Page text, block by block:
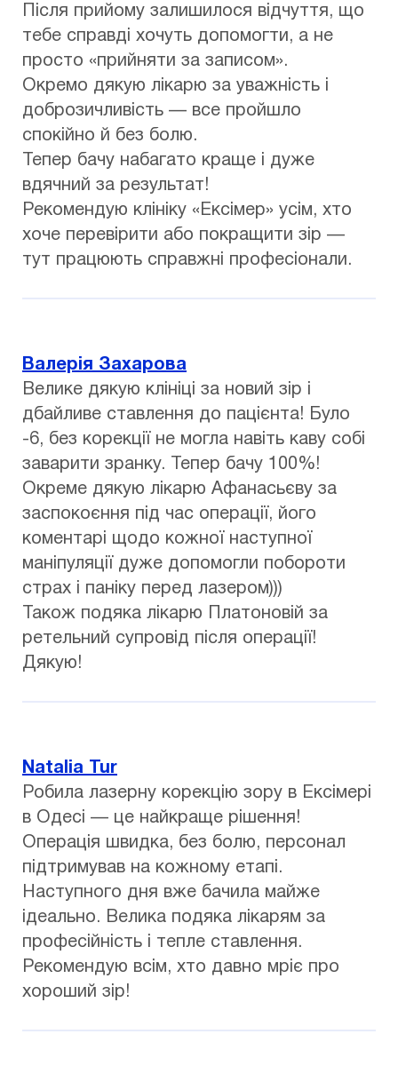
Після прийому залишилося відчуття, що
тебе справді хочуть допомогти, а не
просто «прийняти за записом».
Окремо дякую лікарю за уважність і
доброзичливість — все пройшло
спокійно й без болю.
Тепер бачу набагато краще і дуже
вдячний за результат!
Рекомендую клініку «Ексімер» усім, хто
хоче перевірити або покращити зір —
тут працюють справжні професіонали.
Валерія Захарова
Велике дякую клініці за новий зір і
дбайливе ставлення до пацієнта! Було
-6, без корекції не могла навіть каву собі
заварити зранку. Тепер бачу 100%!
Окреме дякую лікарю Афанасьєву за
заспокоєння під час операції, його
коментарі щодо кожної наступної
маніпуляції дуже допомогли побороти
страх і паніку перед лазером)))
Також подяка лікарю Платоновій за
ретельний супровід після операції!
Дякую!
Natalia Tur
Робила лазерну корекцію зору в Ексімері
в Одесі — це найкраще рішення!
Операція швидка, без болю, персонал
підтримував на кожному етапі.
Наступного дня вже бачила майже
ідеально. Велика подяка лікарям за
професійність і тепле ставлення.
Рекомендую всім, хто давно мріє про
хороший зір!